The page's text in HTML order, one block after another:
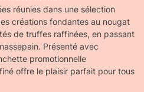
réunies dans une sélection
créations fondantes au nougat
de truffes raffinées, en passant
Présenté avec
promotionnelle
offre le plaisir parfait pour tous